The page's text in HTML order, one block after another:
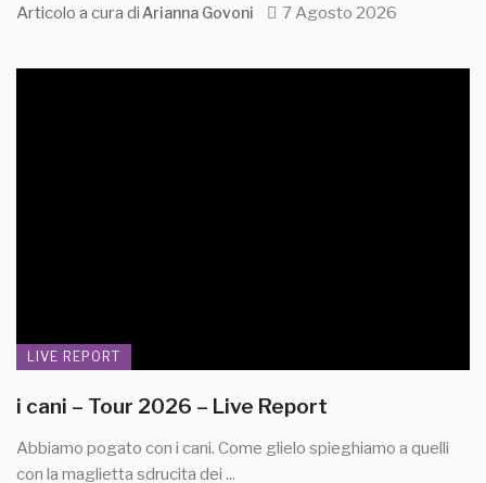
Articolo a cura di Arianna Govoni 7 Agosto 2026
LIVE REPORT
i cani – Tour 2026 – Live Report
Abbiamo pogato con i cani. Come glielo spieghiamo a quelli
con la maglietta sdrucita dei ...